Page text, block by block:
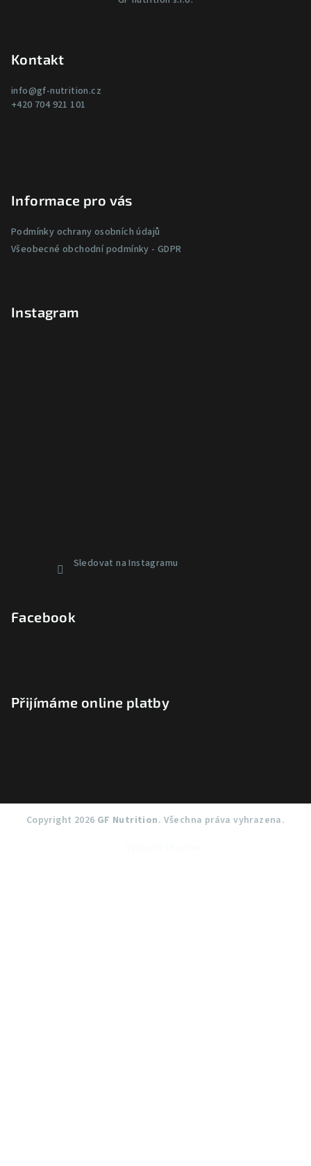
Kontakt
info@gf-nutrition.cz
+420 704 921 101
Informace pro vás
Podmínky ochrany osobních údajů
Všeobecné obchodní podmínky - GDPR
Instagram
Sledovat na Instagramu
Facebook
Přijímáme online platby
Copyright 2026 GF Nutrition. Všechna práva vyhrazena.